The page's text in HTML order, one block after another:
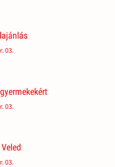
03.
03.
03.